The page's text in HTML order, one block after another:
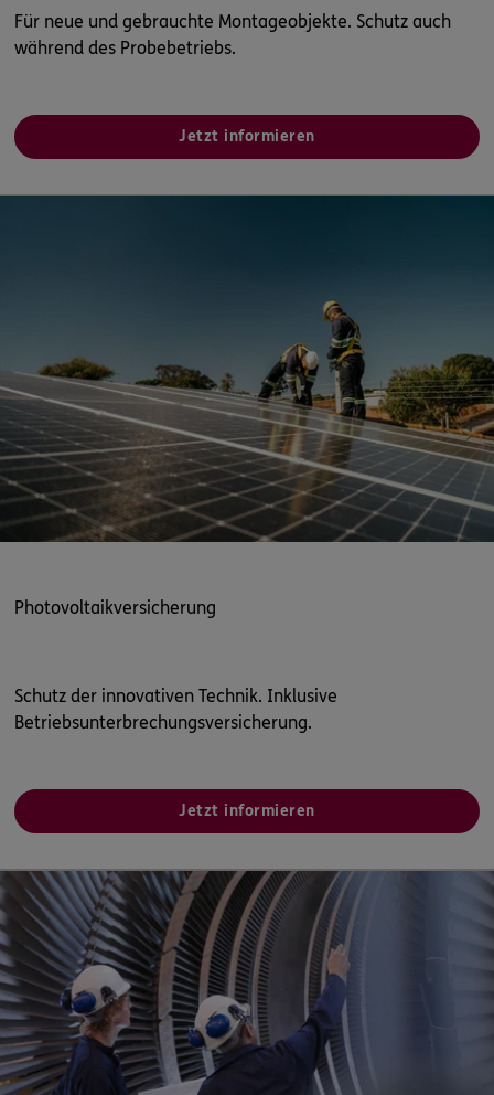
Für neue und gebrauchte Montageobjekte. Schutz auch
während des Probebetriebs.
Jetzt informieren
Photovoltaikversicherung
Schutz der innovativen Technik. Inklusive
Betriebsunterbrechungsversicherung.
Jetzt informieren